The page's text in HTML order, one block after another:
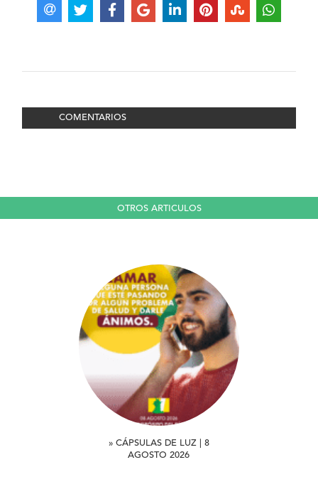
COMENTARIOS
OTROS ARTICULOS
» CÁPSULAS DE LUZ | 8
AGOSTO 2026